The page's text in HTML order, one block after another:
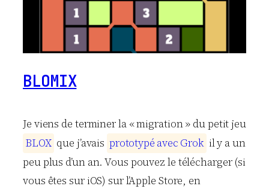
BLOMIX
Je viens de terminer la « migration » du petit jeu
BLOX que j’avais prototypé avec Grok il y a un
peu plus d’un an. Vous pouvez le télécharger (si
vous êtes sur iOS) sur l’Apple Store, en